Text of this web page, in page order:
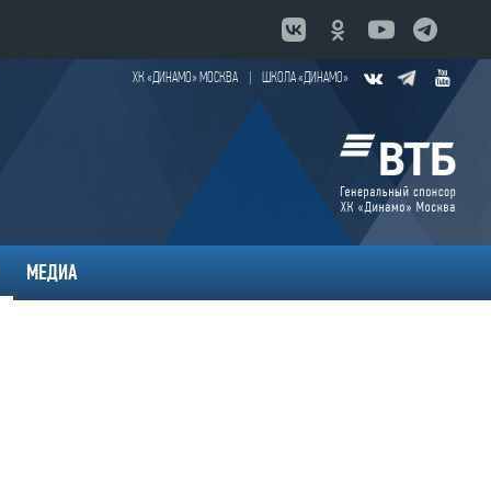
ХК «ДИНАМО» МОСКВА ШКОЛА «ДИНАМО»
МЕДИА